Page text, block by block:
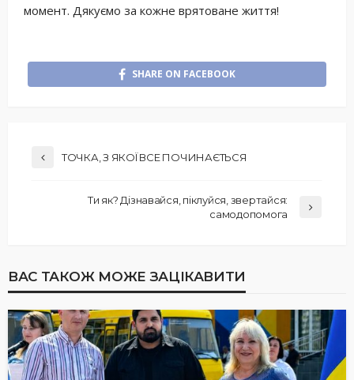
момент. Дякуємо за кожне врятоване життя!
SHARE ON FACEBOOK
ТОЧКА, З ЯКОЇ ВСЕ ПОЧИНАЄТЬСЯ
Ти як? Дізнавайся, піклуйся, звертайся:
самодопомога
ВАС ТАКОЖ МОЖЕ ЗАЦІКАВИТИ